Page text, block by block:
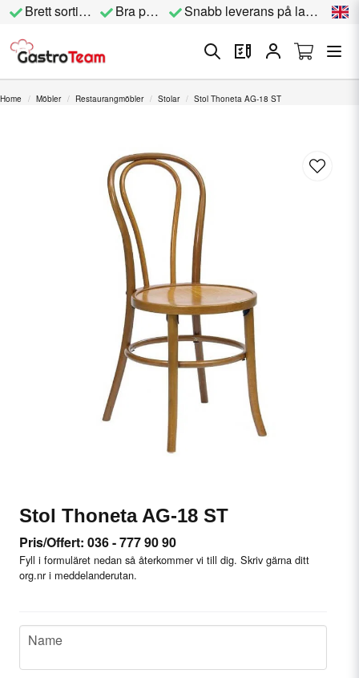
Brett sortiment Bra priser Snabb leverans på lagervara
Home Möbler Restaurangmöbler Stolar Stol Thoneta AG-18 ST
Stol Thoneta AG-18 ST
Pris/Offert: 036 - 777 90 90
Fyll i formuläret nedan så återkommer vi till dig. Skriv gärna ditt
org.nr i meddelanderutan.
name
Name